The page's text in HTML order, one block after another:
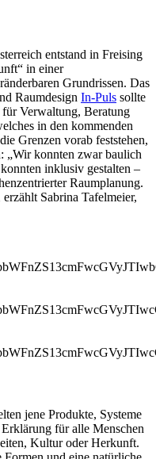
entstand in Freising
in einer
Grundrissen. Das
Raumdesign In-Puls sollte
Verwaltung, Beratung
in den kommenden
Grenzen vorab feststehen,
„Wir konnten zwar baulich
inklusiv gestalten –
Raumplanung.
Sabrina Tafelmeier,
jene Produkte, Systeme
für alle Menschen
Kultur oder Herkunft.